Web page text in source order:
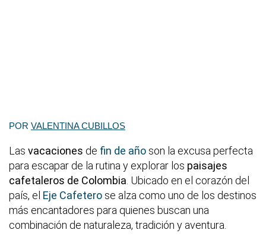
POR VALENTINA CUBILLOS
Las vacaciones de fin de año son la excusa perfecta
para escapar de la rutina y explorar los paisajes
cafetaleros de Colombia . Ubicado en el corazón del
país, el Eje Cafetero se alza como uno de los destinos
más encantadores para quienes buscan una
combinación de naturaleza, tradición y aventura.